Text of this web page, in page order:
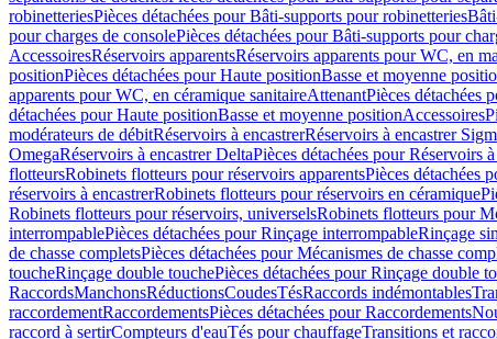
robinetteriesPièces détachées pour Bâti-supports pour robinetteries
pour charges de consolePièces détachées pour Bâti-supports pour
AccessoiresRéservoirs apparentsRéservoirs apparents pour WC, en
positionPièces détachées pour Haute positionBasse et moyenne
apparents pour WC, en céramique sanitaireAttenantPièces détachées
détachées pour Haute positionBasse et moyenne positionAccessoires
modérateurs de débitRéservoirs à encastrerRéservoirs à encastrer
OmegaRéservoirs à encastrer DeltaPièces détachées pour Réservoirs
flotteursRobinets flotteurs pour réservoirs apparentsPièces détachées
réservoirs à encastrerRobinets flotteurs pour réservoirs en céramique
Robinets flotteurs pour réservoirs, universelsRobinets flotteurs pour
interrompablePièces détachées pour Rinçage interrompableRinçage
de chasse completsPièces détachées pour Mécanismes de chasse
toucheRinçage double touchePièces détachées pour Rinçage double
RaccordsManchonsRéductionsCoudesTésRaccords indémontables
raccordementRaccordementsPièces détachées pour Raccordements
raccord à sertirCompteurs d'eauTés pour chauffageTransitions et